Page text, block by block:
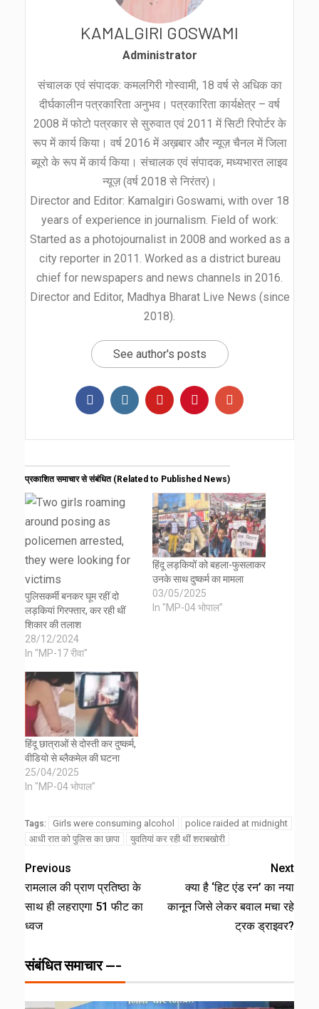
KAMALGIRI GOSWAMI
Administrator
संचालक एवं संपादक: कमलगिरी गोस्वामी, 18 वर्ष से अधिक का
दीर्घकालीन पत्रकारिता अनुभव। पत्रकारिता कार्यक्षेत्र – वर्ष
2008 में फोटो पत्रकार से सुरुवात एवं 2011 में सिटी रिपोर्टर के
रूप में कार्य किया। वर्ष 2016 में अख़बार और न्यूज़ चैनल में जिला
ब्यूरो के रूप में कार्य किया। संचालक एवं संपादक, मध्यभारत लाइव
न्यूज़ (वर्ष 2018 से निरंतर)।
Director and Editor: Kamalgiri Goswami, with over 18
years of experience in journalism. Field of work:
Started as a photojournalist in 2008 and worked as a
city reporter in 2011. Worked as a district bureau
chief for newspapers and news channels in 2016.
Director and Editor, Madhya Bharat Live News (since
2018).
See author's posts
प्रकाशित समाचार से संबंधित (Related to Published News)
पुलिसकर्मी बनकर घूम रहीं दो
लड़कियां गिरफ्तार, कर रही थीं
शिकार की तलाश
28/12/2024
In "MP-17 रीवा"
हिंदू लड़कियों को बहला-फुसलाकर
उनके साथ दुष्कर्म का मामला
03/05/2025
In "MP-04 भोपाल"
हिंदू छात्राओं से दोस्ती कर दुष्कर्म,
वीडियो से ब्लैकमेल की घटना
25/04/2025
In "MP-04 भोपाल"
Tags: Girls were consuming alcohol
police raided at midnight
आधी रात को पुलिस का छापा
युवतियां कर रही थीं शराबखोरी
Previous
रामलाल की प्राण प्रतिष्ठा के
साथ ही लहराएगा 51 फीट का
ध्वज
Next
क्या है ‘हिट एंड रन’ का नया
कानून जिसे लेकर बवाल मचा रहे
ट्रक ड्राइवर?
संबंधित समाचार ---